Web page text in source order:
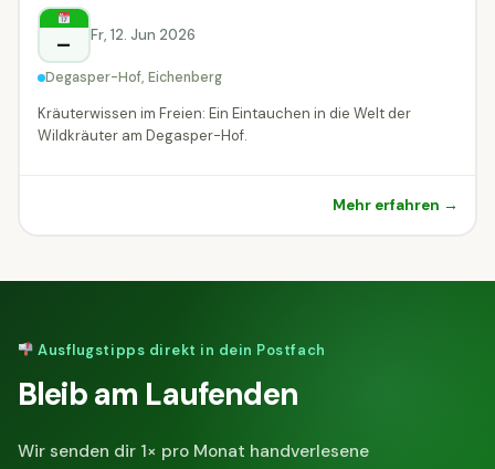
Eichenberg
– Fr, 12. Jun 2026
Degasper-Hof, Eichenberg
Kräuterwissen im Freien: Ein Eintauchen in die Welt der
Wildkräuter am Degasper-Hof.
Mehr erfahren →
Ausflugstipps direkt in dein Postfach
Bleib am Laufenden
Wir senden dir 1× pro Monat handverlesene